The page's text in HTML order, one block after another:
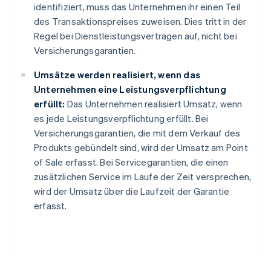
identifiziert, muss das Unternehmen ihr einen Teil
des Transaktionspreises zuweisen. Dies tritt in der
Regel bei Dienstleistungsverträgen auf, nicht bei
Versicherungsgarantien.
Umsätze werden realisiert, wenn das
Unternehmen eine Leistungsverpflichtung
erfüllt: Das Unternehmen realisiert Umsatz, wenn
es jede Leistungsverpflichtung erfüllt. Bei
Versicherungsgarantien, die mit dem Verkauf des
Produkts gebündelt sind, wird der Umsatz am Point
of Sale erfasst. Bei Servicegarantien, die einen
zusätzlichen Service im Laufe der Zeit versprechen,
wird der Umsatz über die Laufzeit der Garantie
erfasst.